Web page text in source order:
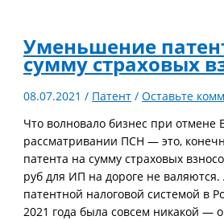
Уменьшение
сумму страховых
08.07.2021/ Патент /Оставьте
Что волновало бизнес при отмене
рассматривании ПСН — это,
патента на сумму страховых
руб для ИП на дороге не валяются.
патентной налоговой системой в
2021 года была совсем никакой —